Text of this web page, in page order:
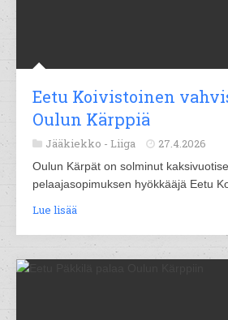
Eetu Koivistoinen
Oulun Kärppiä
Jääkiekko - Liiga 27.4.2026
Oulun Kärpät on solminut
pelaajasopimuksen hyökkääjä Eetu
Lue lisää